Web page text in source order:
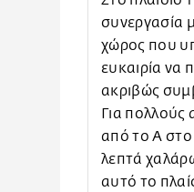
συνεργασία
χώρος που
ευκαιρία να
ακριβώς
Για πολλούς
από το Α στο
λεπτά
αυτό το